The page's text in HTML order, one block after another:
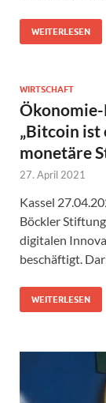
WEITERLESEN
WIRTSCHAFT
„Bitcoin
monetäre
27. April 2021
Kassel
Böckler
digitalen
beschäftigt.
WEITERLESEN